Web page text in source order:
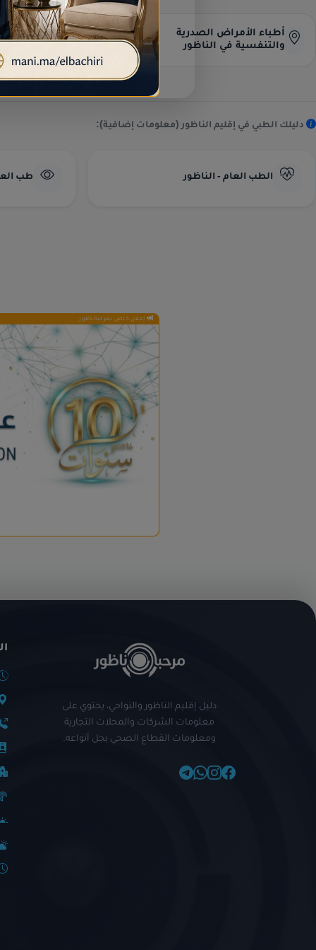
أطباء الأمراض الصدرية
والتنفسية في الناظور
البحث عن العناوين وأرقام
الهواتف المباشرة.
دليلك الطبي في إقليم الناظور (معلومات إضافية):
الطب العام - الناظور طب
إعلان خاص بمرحباناظور
دليل إقليم الناظور والنواحي، يحتوي على
معلومات الشركات والمحلات التجارية
ومعلومات القطاع الصحي بجل أنواعه.